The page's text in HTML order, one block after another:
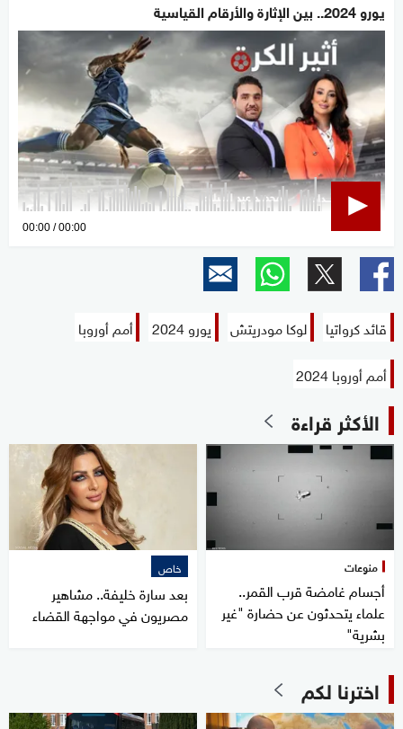
يورو 2024.. بين الإثارة والأرقام القياسية
0
00:00 00:00
قائد كرواتيا لوكا مودريتش يورو 2024
أمم أوروبا
أمم أوروبا 2024
الأكثر قراءة
منوعات
أجسام غامضة قرب القمر..
علماء يتحدثون عن حضارة "غير
بشرية"
خاص
بعد سارة خليفة.. مشاهير
مصريون في مواجهة القضاء
اخترنا لكم